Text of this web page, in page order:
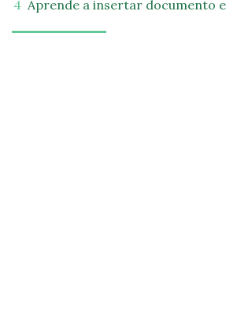
Aprende a insertar documento